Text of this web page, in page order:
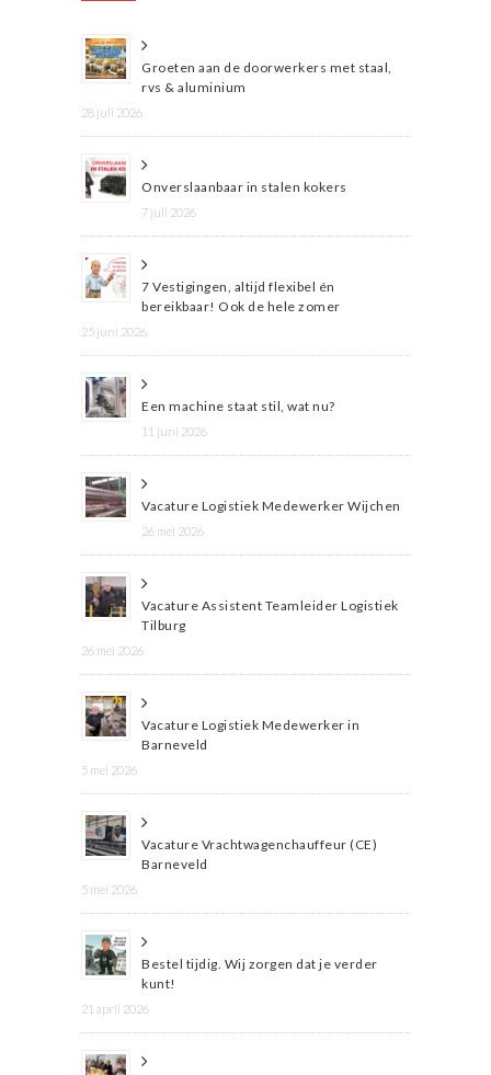
Groeten aan de doorwerkers met staal,
rvs & aluminium
28 juli 2026
Onverslaanbaar in stalen kokers
7 juli 2026
7 Vestigingen, altijd flexibel én
bereikbaar! Ook de hele zomer
25 juni 2026
Een machine staat stil, wat nu?
11 juni 2026
Vacature Logistiek Medewerker Wijchen
26 mei 2026
Vacature Assistent Teamleider Logistiek
Tilburg
26 mei 2026
Vacature Logistiek Medewerker in
Barneveld
5 mei 2026
Vacature Vrachtwagenchauffeur (CE)
Barneveld
5 mei 2026
Bestel tijdig. Wij zorgen dat je verder
kunt!
21 april 2026